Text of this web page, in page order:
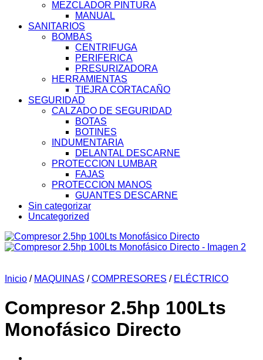
MEZCLADOR PINTURA
MANUAL
SANITARIOS
BOMBAS
CENTRIFUGA
PERIFERICA
PRESURIZADORA
HERRAMIENTAS
TIEJRA CORTACAÑO
SEGURIDAD
CALZADO DE SEGURIDAD
BOTAS
BOTINES
INDUMENTARIA
DELANTAL DESCARNE
PROTECCION LUMBAR
FAJAS
PROTECCION MANOS
GUANTES DESCARNE
Sin categorizar
Uncategorized
Inicio / MAQUINAS / COMPRESORES / ELÉCTRICO
Compresor 2.5hp 100Lts
Monofásico Directo